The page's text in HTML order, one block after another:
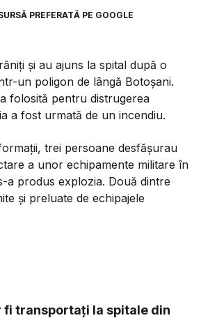
PREFERATĂ PE GOOGLE
și au ajuns la spital după o
un poligon de lângă Botoșani.
folosită pentru distrugerea
a fost urmată de un incendiu.
trei persoane desfășurau
a unor echipamente militare în
a produs explozia. Două dintre
și preluate de echipajele
fi transportați la spitale din